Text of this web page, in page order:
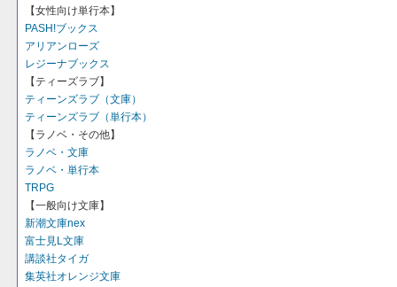
【女性向け単行本】
PASH!ブックス
アリアンローズ
レジーナブックス
【ティーズラブ】
ティーンズラブ（文庫）
ティーンズラブ（単行本）
【ラノベ・その他】
ラノベ・文庫
ラノベ・単行本
TRPG
【一般向け文庫】
新潮文庫nex
富士見L文庫
講談社タイガ
集英社オレンジ文庫